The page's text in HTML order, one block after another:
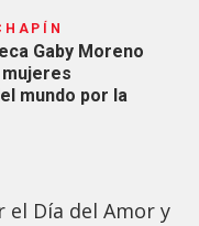
Gaby Moreno
mundo por la
el Día del Amor y